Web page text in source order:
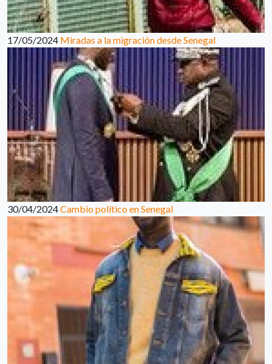
17/05/2024 Miradas a la migración desde Senegal
30/04/2024Cambio político en Senegal